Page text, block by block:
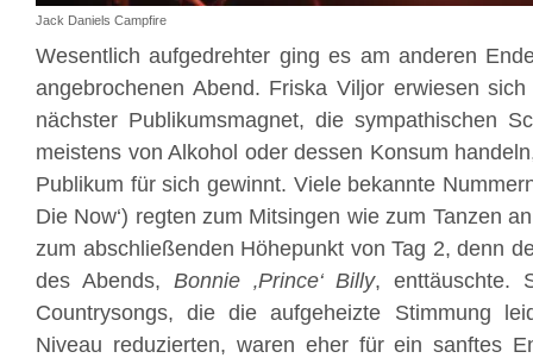
Jack Daniels Campfire
Wesentlich aufgedrehter ging es am anderen
angebrochenen Abend. Friska Viljor erwiesen
nächster Publikumsmagnet, die sympathischen
meistens von Alkohol oder dessen Konsum
Publikum für sich gewinnt. Viele bekannte Nummern
Die Now‘) regten zum Mitsingen wie zum Tanzen
zum abschließenden Höhepunkt von Tag 2, denn
des Abends, Bonnie ‚Prince‘ Billy, enttäuschte.
Countrysongs, die die aufgeheizte Stimmung
Niveau reduzierten, waren eher für ein sanftes